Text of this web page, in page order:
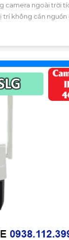
camera ngoài trời
trí không cần nguồn